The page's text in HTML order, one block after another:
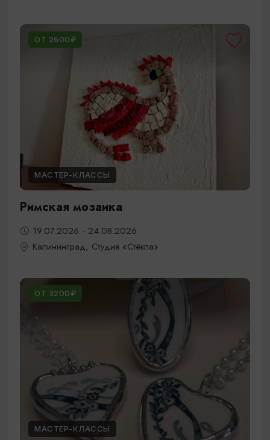
ОТ 2600₽
МАСТЕР-КЛАССЫ
Римская мозаика
19.07.2026 - 24.08.2026
Калининград, Студия «Стёкла»
ОТ 3200₽
МАСТЕР-КЛАССЫ